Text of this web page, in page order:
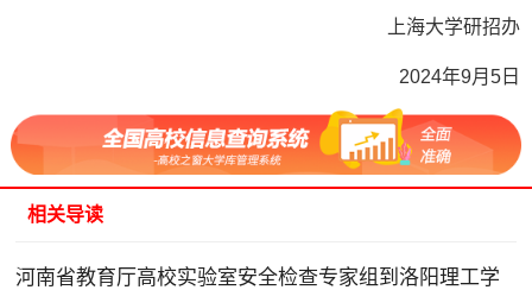
上海大学研招办
2024年9月5日
相关导读
河南省教育厅高校实验室安全检查专家组到洛阳理工学